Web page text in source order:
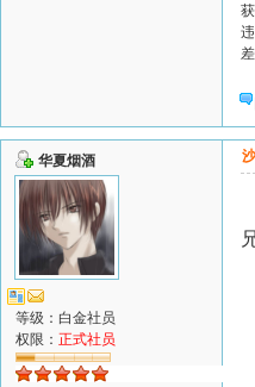
华夏烟酒
等级：白金社员
权限： 正式社员